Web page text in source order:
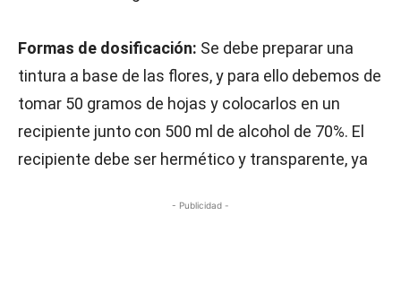
Formas de dosificación: Se debe preparar una
tintura a base de las flores, y para ello debemos de
tomar 50 gramos de hojas y colocarlos en un
recipiente junto con 500 ml de alcohol de 70%. El
recipiente debe ser hermético y transparente, ya
- Publicidad -